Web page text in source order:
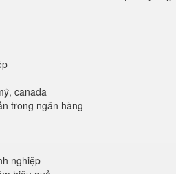
canada
trong ngân hàng
nghiệp